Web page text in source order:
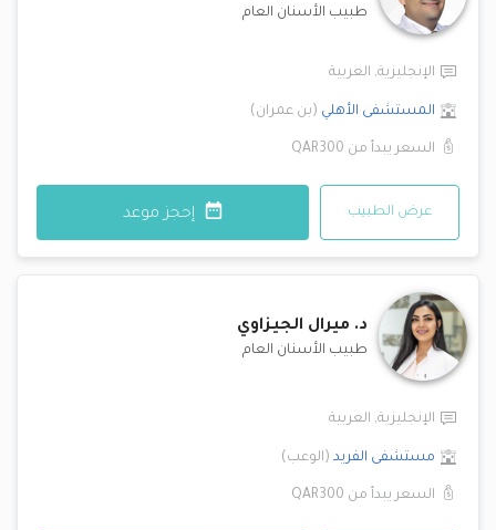
طبيب الأسنان العام
الإنجليزية, العربية
المستشفى الأهلي (بن عمران)
السعر يبدأ من QAR300
عرض الطبيب إحجز موعد
د. ميرال الجيزاوي
طبيب الأسنان العام
الإنجليزية, العربية
مستشفى الفريد (الوعب)
السعر يبدأ من QAR300